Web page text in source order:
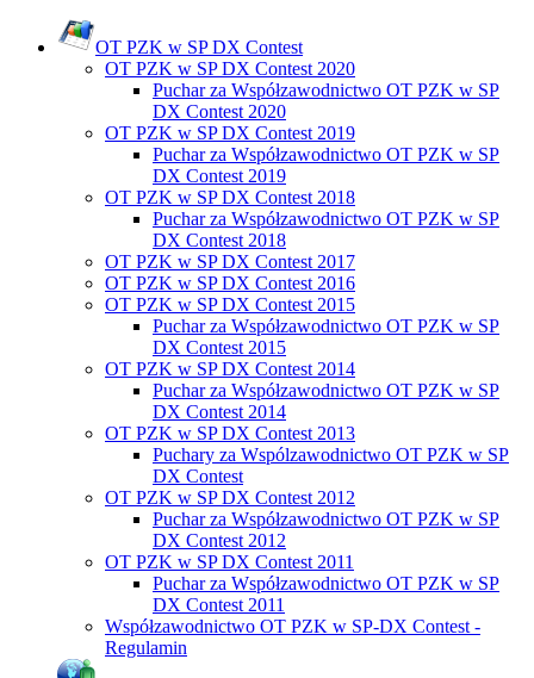
OT PZK w SP DX Contest
OT PZK w SP DX Contest 2020
Puchar za Współzawodnictwo OT PZK w SP
DX Contest 2020
OT PZK w SP DX Contest 2019
Puchar za Współzawodnictwo OT PZK w SP
DX Contest 2019
OT PZK w SP DX Contest 2018
Puchar za Współzawodnictwo OT PZK w SP
DX Contest 2018
OT PZK w SP DX Contest 2017
OT PZK w SP DX Contest 2016
OT PZK w SP DX Contest 2015
Puchar za Współzawodnictwo OT PZK w SP
DX Contest 2015
OT PZK w SP DX Contest 2014
Puchar za Współzawodnictwo OT PZK w SP
DX Contest 2014
OT PZK w SP DX Contest 2013
Puchary za Wspólzawodnictwo OT PZK w SP
DX Contest
OT PZK w SP DX Contest 2012
Puchar za Współzawodnictwo OT PZK w SP
DX Contest 2012
OT PZK w SP DX Contest 2011
Puchar za Współzawodnictwo OT PZK w SP
DX Contest 2011
Współzawodnictwo OT PZK w SP-DX Contest -
Regulamin